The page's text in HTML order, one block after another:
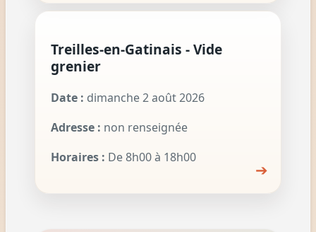
Treilles-en-Gatinais - Vide
grenier
Date : dimanche 2 août 2026
Adresse : non renseignée
Horaires : De 8h00 à 18h00
➔